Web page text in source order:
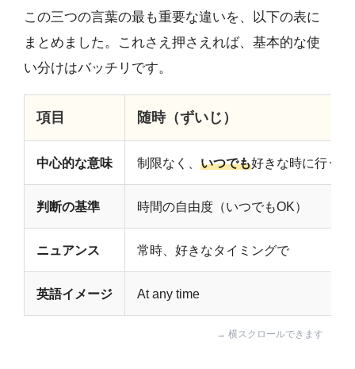
この三つの言葉の最も重要な違いを、以下の表に
まとめました。これさえ押さえれば、基本的な使
い分けはバッチリです。
項目 随時（ずいじ）
中心的な意味 制限なく、 いつでも好きな時に行うこ
判断の基準 時間の自由度（いつでもOK）
ニュアンス 常時、好きなタイミングで
英語イメージ At any time